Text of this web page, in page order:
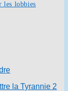
les lobbies
la Tyrannie 2